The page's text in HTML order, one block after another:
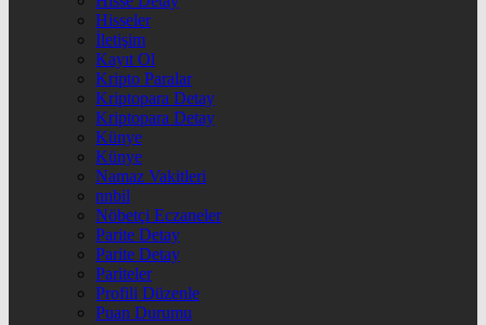
Hisseler
İletişim
Kayıt Ol
Kripto Paralar
Kriptopara Detay
Kriptopara Detay
Künye
Künye
Namaz Vakitleri
nnbil
Nöbetçi Eczaneler
Parite Detay
Parite Detay
Pariteler
Profili Düzenle
Puan Durumu